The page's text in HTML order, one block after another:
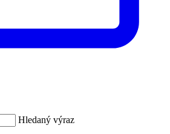
Hledaný výraz